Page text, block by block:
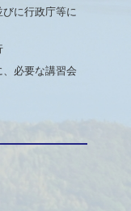
に行政庁等に
必要な講習会